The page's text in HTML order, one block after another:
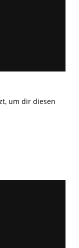
um dir diesen